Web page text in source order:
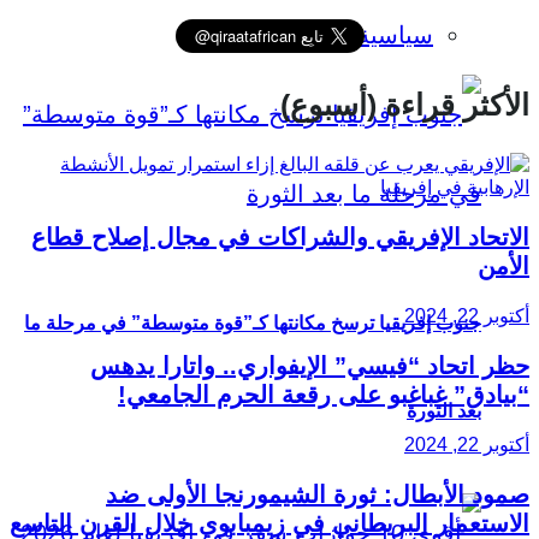
سياسية
جنوب إفريقيا ترسخ مكانتها كـ”قوة متوسطة” في مرحلة ما
بعد الثورة
الأكثر قراءة (أسبوع)
الاتحاد الإفريقي والشراكات في مجال إصلاح قطاع
الأمن
أكتوبر 22, 2024
حظر اتحاد “فيسي” الإيفواري.. واتارا يدهس
“بيادق” غباغبو على رقعة الحرم الجامعي!
أكتوبر 22, 2024
صمود الأبطال: ثورة الشيمورنجا الأولى ضد
الاستعمار البريطاني في زيمبابوي خلال القرن التاسع